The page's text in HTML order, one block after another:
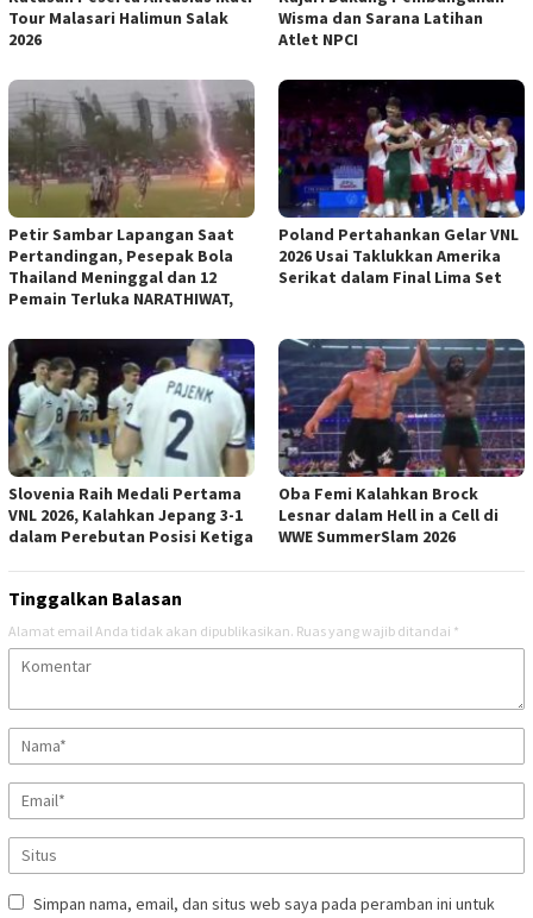
Tour Malasari Halimun Salak
2026
Wisma dan Sarana Latihan
Atlet NPCI
Petir Sambar Lapangan Saat
Pertandingan, Pesepak Bola
Thailand Meninggal dan 12
Pemain Terluka NARATHIWAT,
Poland Pertahankan Gelar VNL
2026 Usai Taklukkan Amerika
Serikat dalam Final Lima Set
Slovenia Raih Medali Pertama
VNL 2026, Kalahkan Jepang 3-1
dalam Perebutan Posisi Ketiga
Oba Femi Kalahkan Brock
Lesnar dalam Hell in a Cell di
WWE SummerSlam 2026
Tinggalkan Balasan
Alamat email Anda tidak akan dipublikasikan. Ruas yang wajib ditandai *
Simpan nama, email, dan situs web saya pada peramban ini untuk